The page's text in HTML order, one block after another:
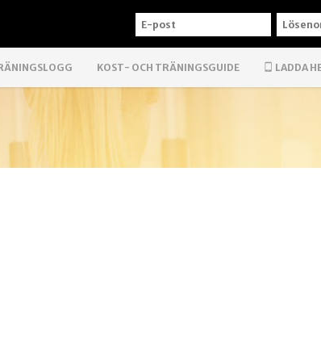
E-
KOST- OCH TRÄNINGSGUIDE LADDA